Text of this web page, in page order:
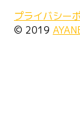
プライバシー
© 2019